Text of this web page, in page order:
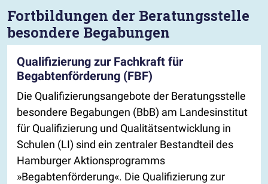
Fortbildungen der Beratungsstelle
besondere Begabungen
Qualifizierung zur Fachkraft für
Begabtenförderung (FBF)
Die Qualifizierungsangebote der Beratungsstelle
besondere Begabungen (BbB) am Landesinstitut
für Qualifizierung und Qualitätsentwicklung in
Schulen (LI) sind ein zentraler Bestandteil des
Hamburger Aktionsprogramms
»Begabtenförderung«. Die Qualifizierung zur